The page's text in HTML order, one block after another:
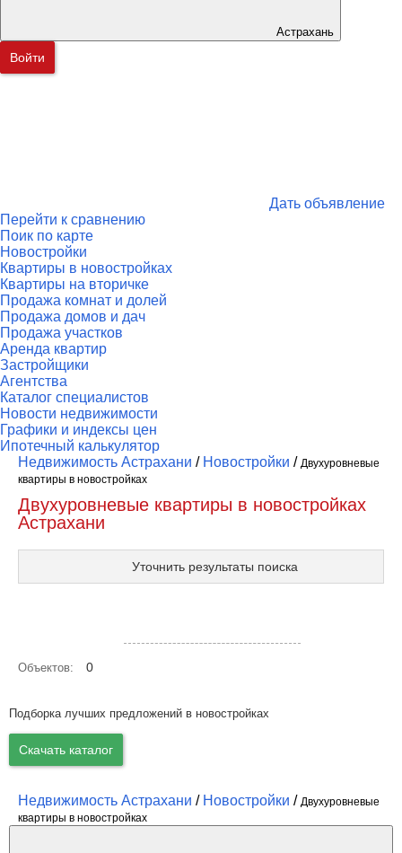
Астрахань
Войти
Дать объявление
Перейти к сравнению
Поик по карте
Новостройки
Квартиры в новостройках
Квартиры на вторичке
Продажа комнат и долей
Продажа домов и дач
Продажа участков
Аренда квартир
Застройщики
Агентства
Каталог специалистов
Новости недвижимости
Графики и индексы цен
Ипотечный калькулятор
Недвижимость Астрахани / Новостройки / Двухуровневые
квартиры в новостройках
Двухуровневые квартиры в новостройках
Астрахани
Уточнить результаты поиска
Объектов: 0
Подборка лучших предложений в новостройках
Скачать каталог
Недвижимость Астрахани / Новостройки / Двухуровневые
квартиры в новостройках